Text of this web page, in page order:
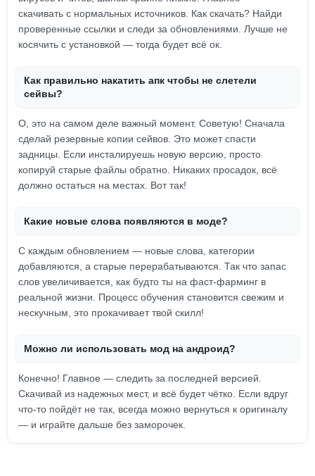
скачивать с нормальных источников. Как скачать? Найди
проверенные ссылки и следи за обновлениями. Лучше не
косячить с установкой — тогда будет всё ок.
Как правильно накатить апк чтобы не слетели
сейвы?
О, это на самом деле важный момент. Советую! Сначала
сделай резервные копии сейвов. Это может спасти
задницы. Если инсталируешь новую версию, просто
копируй старые файлы обратно. Никаких просадок, всё
должно остаться на местах. Вот так!
Какие новые слова появляются в моде?
С каждым обновлением — новые слова, категории
добавляются, а старые перерабатываются. Так что запас
слов увеличивается, как будто ты на фаст-фарминг в
реальной жизни. Процесс обучения становится свежим и
нескучным, это прокачивает твой скилл!
Можно ли использовать мод на андроид?
Конечно! Главное — следить за последней версией.
Скачивай из надежных мест, и всё будет чётко. Если вдруг
что-то пойдёт не так, всегда можно вернуться к оригиналу
— и играйте дальше без заморочек.